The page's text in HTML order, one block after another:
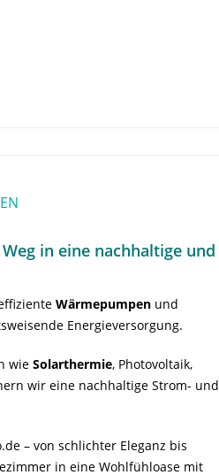
in eine nachhaltige und
Wärmepumpen und
Energieversorgung.
wie Solarthermie, Photovoltaik,
wir eine nachhaltige Strom- und
– von schlichter Eleganz bis
in eine Wohlfühloase mit